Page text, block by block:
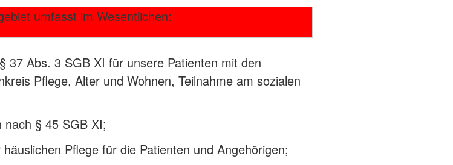
umfasst im Wesentlichen:
37 Abs. 3 SGB XI für unsere Patienten mit den
Pflege, Alter und Wohnen, Teilnahme am sozialen
nach § 45 SGB XI;
Pflege für die Patienten und Angehörigen;